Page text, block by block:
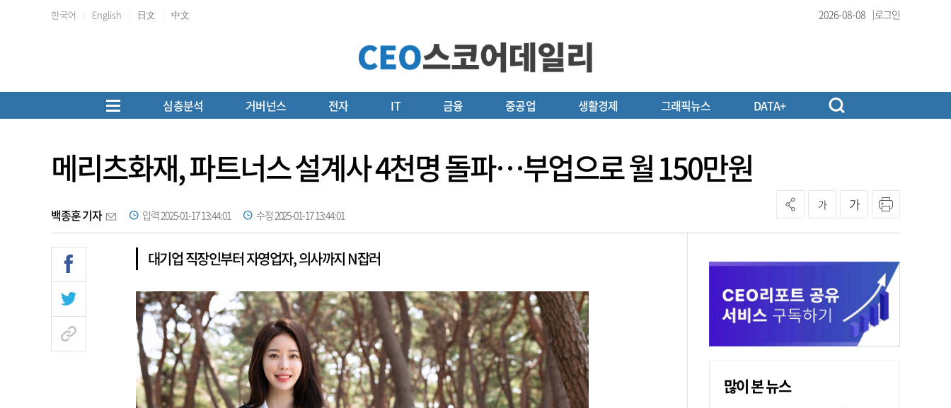
한국어 English 日文 中文 2026-08-08 로그인
심층분석 거버넌스 전자 IT 금융 중공업 생활경제 그래픽뉴스 DATA+
메리츠화재, 파트너스 설계사 4천명 돌파…부업으로 월 150만원
백종훈 기자 입력 2025-01-17 13:44:01 수정 2025-01-17 13:44:01
가 가
대기업 직장인부터 자영업자, 의사까지 N잡러
많이 본 뉴스